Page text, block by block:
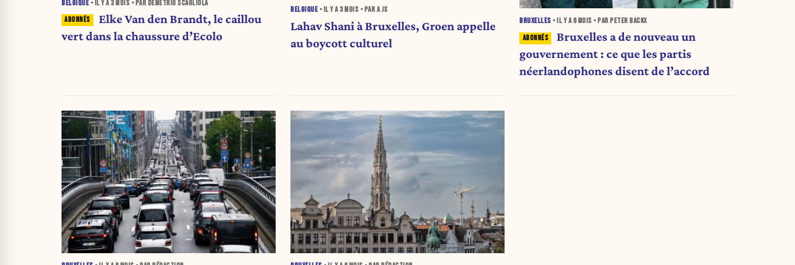
BELGIQUE • IL Y A3 MOIS • PAR DEMETRIO SCAGLIOLA
Elke Van den Brandt, le caillou
vert dans la chaussure d’Ecolo
BELGIQUE • IL Y A3 MOIS • PAR A JS
Lahav Shani à Bruxelles, Groen appelle
au boycott culturel
BRUXELLES • IL Y A6 MOIS • PAR PETER BACKX
Bruxelles a de nouveau un
gouvernement : ce que les partis
néerlandophones disent de l’accord